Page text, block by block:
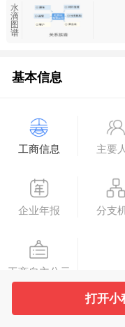
水
滴
图
谱
基本信息
工商信息 主要
企业年报 分支
工商自主公示
打开小